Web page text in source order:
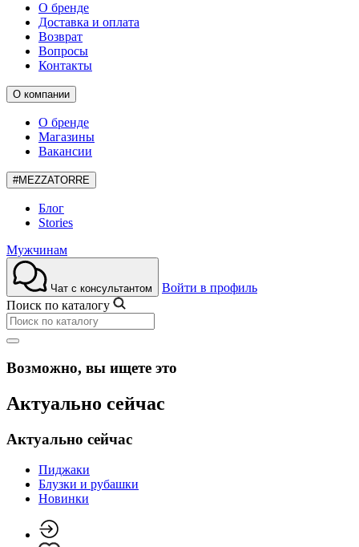
О бренде
Доставка и оплата
Возврат
Вопросы
Контакты
О компании
О бренде
Магазины
Вакансии
#MEZZATORRE
Блог
Stories
Мужчинам
Чат с консультантом
Войти в профиль
Поиск по каталогу
Возможно, вы ищете это
Актуально сейчас
Актуально сейчас
Пиджаки
Блузки и рубашки
Новинки